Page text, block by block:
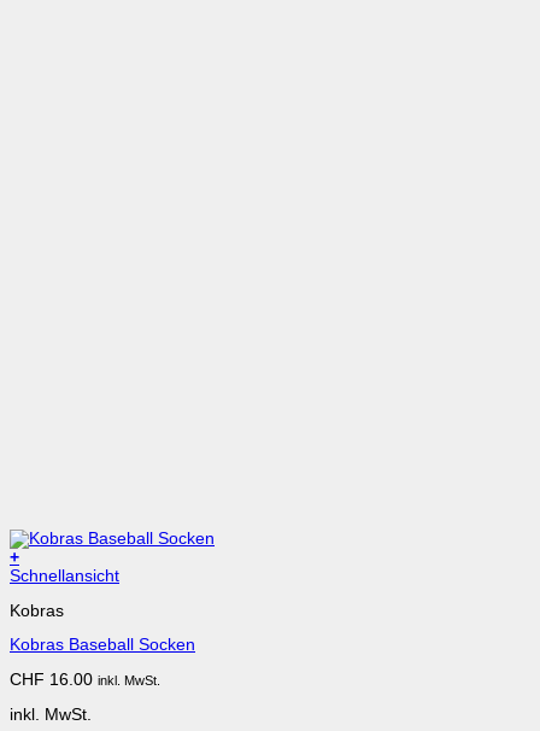
+
Dieses
weist
Varianten
Die
können
Schnellansicht
Kobras
Kobras Baseball Socken
CHF 16.00 inkl. MwSt.
inkl. MwSt.